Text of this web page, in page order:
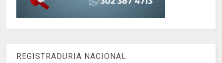
REGISTRADURIA NACIONAL